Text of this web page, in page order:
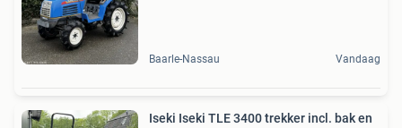
Baarle-Nassau Vandaag
Iseki Iseki TLE 3400 trekker incl. bak en